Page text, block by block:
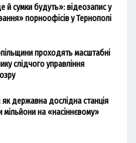
й сумки будуть»: відеозапис у
порноофісів у Тернополі
проходять масштабні
слідчого управління
як державна дослідна станція
мільйони на «насіннєвому»